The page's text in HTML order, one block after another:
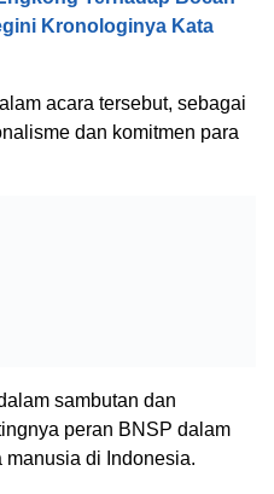
Kronologinya Kata
acara tersebut, sebagai
dan komitmen para
sambutan dan
peran BNSP dalam
manusia di Indonesia.